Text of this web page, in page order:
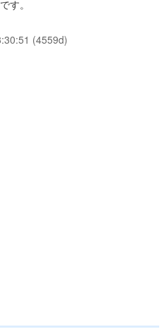
す。
(4559d)